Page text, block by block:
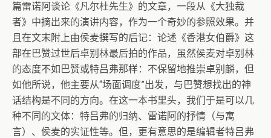
篇雷诺阿谈论《凡尔杜先生》的文章，一段从《大独裁
者》中摘出来的演讲内容，作为一个奇妙的参照效果。并
且在文末附上由侯麦撰写的后记：论述《香港女伯爵》这
部在巴赞过世后卓别林最后拍的作品，虽然侯麦对卓别林
的态度不如巴赞或特吕弗那样：不保留地推崇卓别麟，但
如他所说，他主要从“场面调度”出发，与巴赞想找出的神
话结构是不同的方向。在这一本书里头，我们于是可以几
种不同的文体：特吕弗的归纳、雷诺阿的抒情（与寓
言）、侯麦的实证性等。但，更有意思的是编辑者特吕弗